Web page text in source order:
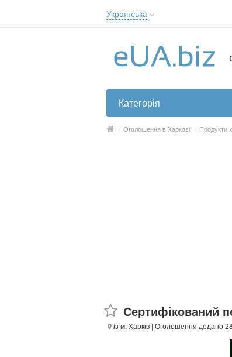
Українська
Українська
Категорія
/ Оголошення в Харкові / Продукти
Сертифікований
із м. Харків | Оголошення додано